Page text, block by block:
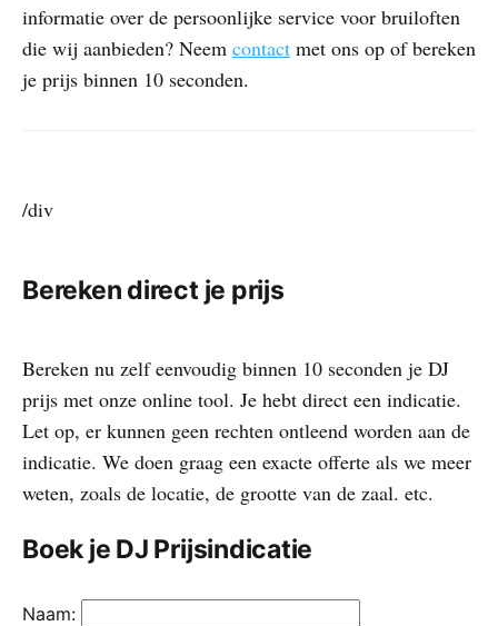
informatie over de persoonlijke service voor bruiloften
die wij aanbieden? Neem contact met ons op of bereken
je prijs binnen 10 seconden.
/div
Bereken direct je prijs
Bereken nu zelf eenvoudig binnen 10 seconden je DJ
prijs met onze online tool. Je hebt direct een indicatie.
Let op, er kunnen geen rechten ontleend worden aan de
indicatie. We doen graag een exacte offerte als we meer
weten, zoals de locatie, de grootte van de zaal. etc.
Boek je DJ Prijsindicatie
Naam: